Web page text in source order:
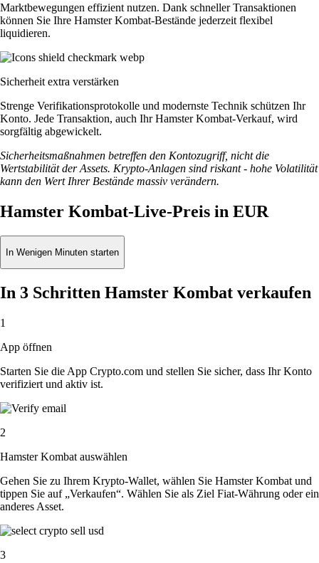
Marktbewegungen effizient nutzen. Dank schneller Transaktionen
können Sie Ihre Hamster Kombat-Bestände jederzeit flexibel
liquidieren.
Sicherheit extra verstärken
Strenge Verifikationsprotokolle und modernste Technik schützen Ihr
Konto. Jede Transaktion, auch Ihr Hamster Kombat-Verkauf, wird
sorgfältig abgewickelt.
Sicherheitsmaßnahmen betreffen den Kontozugriff, nicht die
Wertstabilität der Assets. Krypto-Anlagen sind riskant - hohe Volatilität
kann den Wert Ihrer Bestände massiv verändern.
Hamster Kombat-Live-Preis in EUR
In Wenigen Minuten starten
In 3 Schritten Hamster Kombat verkaufen
1
App öffnen
Starten Sie die App Crypto.com und stellen Sie sicher, dass Ihr Konto
verifiziert und aktiv ist.
2
Hamster Kombat auswählen
Gehen Sie zu Ihrem Krypto-Wallet, wählen Sie Hamster Kombat und
tippen Sie auf „Verkaufen“. Wählen Sie als Ziel Fiat-Währung oder ein
anderes Asset.
3